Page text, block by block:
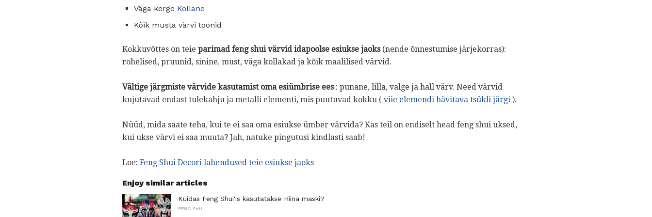
Väga kerge Kollane
Kõik musta värvi toonid
Kokkuvõttes on teie parimad feng shui värvid idapoolse esiukse jaoks(nende õnnestumise järjekorras):
rohelised, pruunid, sinine, must, väga kollakad ja kõik maalilised värvid.
Vältige järgmiste värvide kasutamist oma esiümbrise ees: punane, lilla, valge ja hall värv. Need värvid
kujutavad endast tulekahju ja metalli elementi, mis puutuvad kokku ( viie elemendi hävitava tsükli järgi ).
Nüüd, mida saate teha, kui te ei saa oma esiukse ümber värvida? Kas teil on endiselt head feng shui uksed,
kui ukse värvi ei saa muuta? Jah, natuke pingutusi kindlasti saab!
Loe: Feng Shui Decori lahendused teie esiukse jaoks
Enjoy similar articles
Kuidas Feng Shui'is kasutatakse Hiina maski?
FENG SHUI